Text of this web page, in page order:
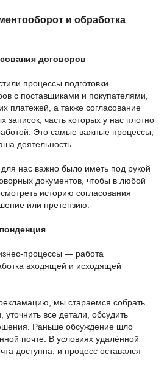
и обработка
договоров
процессы подготовки
с поставщиками и покупателями,
платежей, а также согласование
записок, часть которых у нас плотно
Это самые важные процессы,
деятельность.
нас важно было иметь под рукой
документов, чтобы в любой
историю согласования
или претензию.
процессы — работа
входящей и исходящей
мы стараемся собрать
все детали, обсудить
Раньше обсуждение шло
почте. В условиях удалённой
доступна, и процесс оставался